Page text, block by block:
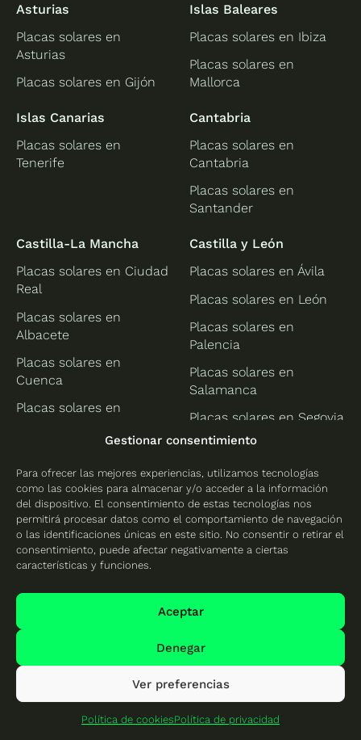
Gestionar consentimiento
Para ofrecer las mejores experiencias, utilizamos tecnologías
como las cookies para almacenar y/o acceder a la información
del dispositivo. El consentimiento de estas tecnologías nos
permitirá procesar datos como el comportamiento de navegación
o las identificaciones únicas en este sitio. No consentir o retirar el
consentimiento, puede afectar negativamente a ciertas
características y funciones.
Aceptar
Denegar
Ver preferencias
Política de cookiesPolítica de privacidad
Asturias
Placas solares en
Asturias
Placas solares en Gijón
Islas Baleares
Placas solares en Ibiza
Placas solares en
Mallorca
Islas Canarias
Placas solares en
Tenerife
Cantabria
Placas solares en
Cantabria
Placas solares en
Santander
Castilla-La Mancha
Placas solares en Ciudad
Real
Placas solares en
Albacete
Placas solares en
Cuenca
Placas solares en
Placas solares en
Talavera de la Reina
Castilla y León
Placas solares en Ávila
Placas solares en León
Placas solares en
Palencia
Placas solares en
Salamanca
Placas solares en Segovia
Placas solares en Soria
Placas solares en
Valladolid
Euskadi
Placas solares en Bizkaia
Placas solares en
Placas solares en Vizcaya
Extremadura
Placas solares en
Placas solares en
Plasencia
Galicia
La Rioja